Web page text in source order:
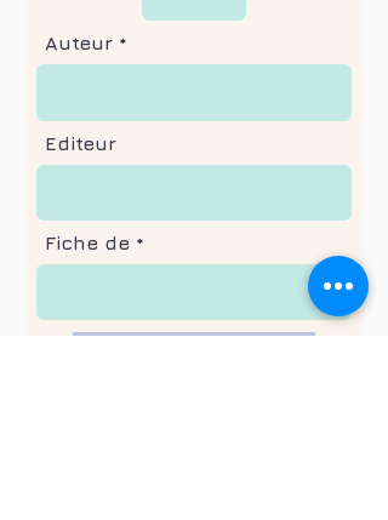
Auteur
Editeur
Fiche de